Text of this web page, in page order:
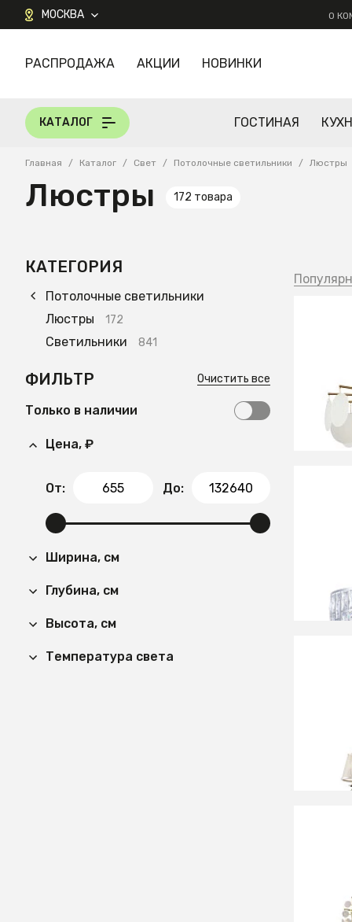
МОСКВА О
КАТАЛОГ
РАСПРОДАЖА АКЦИИ НОВИНКИ
КАТАЛОГ ГОСТИНАЯ
Главная / Каталог / Свет / Потолочные светильники / Люстры
Люстры 172 товара
КАТЕГОРИЯ
Потолочные светильники
Люстры
172
Светильники 841
ФИЛЬТР Очистить все
Только в наличии
Цена, ₽
От: До:
Ширина, см
Глубина, см
Высота, см
Температура света